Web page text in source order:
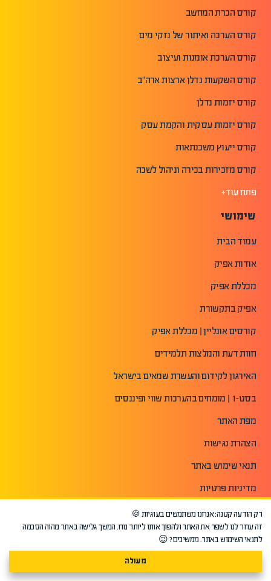
קורס הכרת המחשב
קורס הערכה ואיתור של נזקי מים
קורס הערכת אומנות ועיצוב
קורס השקעות נדלן ארצות ארה"ב
קורס יזמות נדלן
קורס יזמות עסקית והקמת עסק
קורס ייעוץ משכנתאות
קורס מזכירות בכירה וניהול לשכה
פתח עוד+
שימושי
עמוד הבית
אודות אפיק
מכללת אפיק
אפיק בתקשורת
קורסים אונליין | מכללת אפיק
חוות דעת והמלצות תלמידים
האירגון לקידום והעשרת שמאים בישראל
בסט-1 | מומחים בהערכות שווי ופיננסים
מפת האתר
הצהרת נגישות
תנאי שימוש באתר
מדיניות פרטיות
רק הודעה קטנה: אנחנו משתמשים בעוגיות 🍪
זה עוזר לנו לשפר את האתר ולהפוך אותו ליותר נוח. המשך גלישה באתר מהוה הסכמה
לתנאי השימוש באתר. ממשיכים? 😉
מעולה